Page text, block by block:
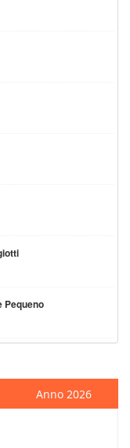
Pequeno
Anno 2026